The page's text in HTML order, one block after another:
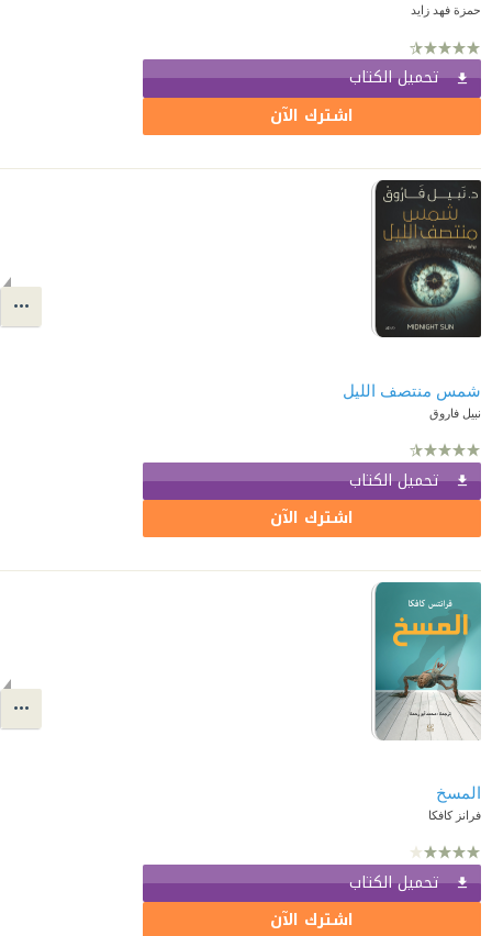
حمزة فهد زايد
تحميل الكتاب
اشترك الآن
شمس منتصف الليل
نبيل فاروق
تحميل الكتاب
اشترك الآن
المسخ
فرانز كافكا
تحميل الكتاب
اشترك الآن